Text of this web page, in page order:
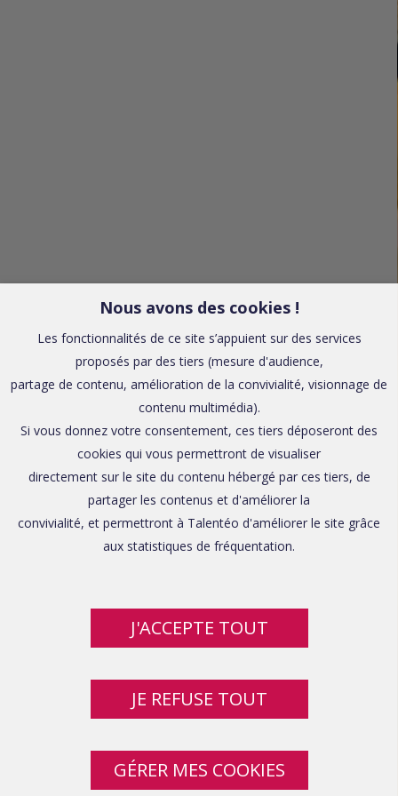
Nous avons des cookies !
Les fonctionnalités de ce site s’appuient sur des services
proposés par des tiers (mesure d'audience,
partage de contenu, amélioration de la convivialité, visionnage de
contenu multimédia).
Si vous donnez votre consentement, ces tiers déposeront des
cookies qui vous permettront de visualiser
directement sur le site du contenu hébergé par ces tiers, de
partager les contenus et d'améliorer la
convivialité, et permettront à Talentéo d'améliorer le site grâce
aux statistiques de fréquentation.
J'ACCEPTE TOUT
JE REFUSE TOUT
GÉRER MES COOKIES